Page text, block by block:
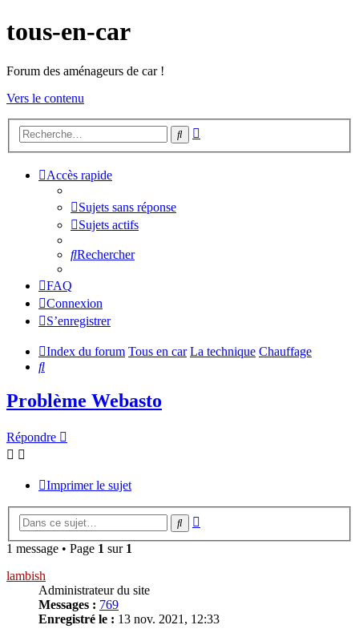
tous-en-car
Forum des aménageurs de car !
Vers le contenu
Rechercher
Accès rapide
Sujets sans réponse
Sujets actifs
Rechercher
FAQ
Connexion
S’enregistrer
Index du forum Tous en car La technique Chauffage
Rechercher
Problème Webasto
Répondre
Imprimer le sujet
Rechercher
1 message • Page 1 sur 1
lambish
Administrateur du site
Messages : 769
Enregistré le : 13 nov. 2021, 12:33